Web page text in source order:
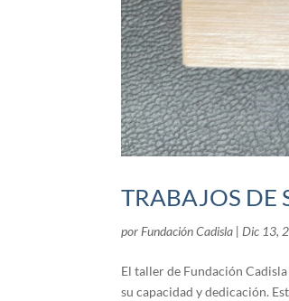
TRABAJOS DE
por Fundación Cadisla | Dic 13,
El taller de Fundación
su capacidad y dedicación.